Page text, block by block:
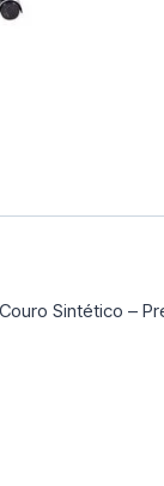
Sintético –